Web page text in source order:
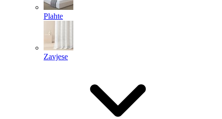
Plahte
Zavjese